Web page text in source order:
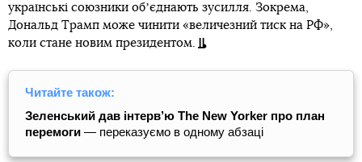
українські союзники обʼєднають зусилля. Зокрема,
Дональд Трамп може чинити «величезний тиск на РФ»,
коли стане новим президентом.
Читайте також:
Зеленський дав інтерв’ю The New Yorker про план
перемоги — переказуємо в одному абзаці